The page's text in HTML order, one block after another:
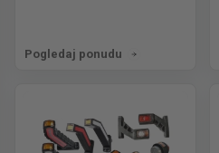
Pogledaj ponudu